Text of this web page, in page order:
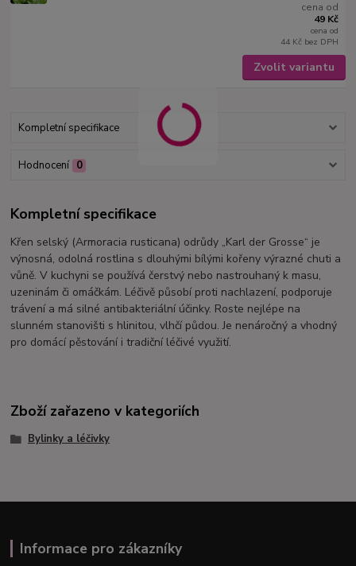
cena od
49 Kč
cena od
44 Kč bez DPH
Zvolit variantu
Kompletní specifikace
Hodnocení 0
Kompletní specifikace
Křen selský (Armoracia rusticana) odrůdy „Karl der Grosse“ je
výnosná, odolná rostlina s dlouhými bílými kořeny výrazné chuti a
vůně. V kuchyni se používá čerstvý nebo nastrouhaný k masu,
uzeninám či omáčkám. Léčivě působí proti nachlazení, podporuje
trávení a má silné antibakteriální účinky. Roste nejlépe na
slunném stanovišti s hlinitou, vlhčí půdou. Je nenáročný a vhodný
pro domácí pěstování i tradiční léčivé využití.
Zboží zařazeno v kategoriích
Bylinky a léčivky
Informace pro zákazníky